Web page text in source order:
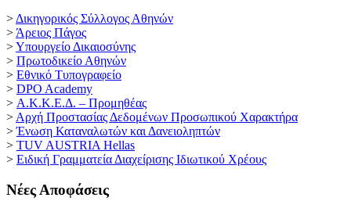
>Δικηγορικός Σύλλογος Αθηνών
>Άρειος Πάγος
>Υπουργείο Δικαιοσύνης
> Πρωτοδικείο Αθηνών
> Εθνικό Τυπογραφείο
> DPO Academy
> Α.Κ.Κ.Ε.Δ. – Προμηθέας
>Αρχή Προστασίας Δεδομένων Προσωπικού Χαρακτήρα
>Ένωση Καταναλωτών και Δανειοληπτών
> TUV AUSTRIA Hellas
> Ειδική Γραμματεία Διαχείρισης Ιδιωτικού Χρέους
Νέες Αποφάσεις